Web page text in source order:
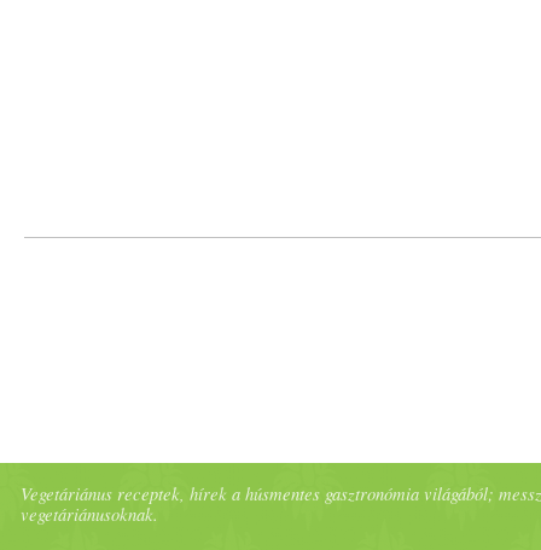
Vegetáriánus receptek, hírek a húsmentes gasztronómia világából;
vegetáriánusoknak.